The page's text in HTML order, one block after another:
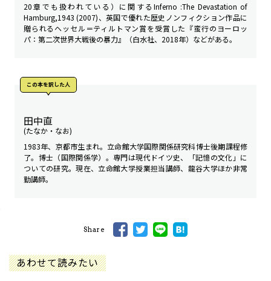
20章でも扱われている）に関するInferno :The Devastation of
Hamburg,1943 (2007)、英国で優れた歴史ノンフィクション作品に
贈られるヘッセル＝ティルトマン賞を受賞した『蛮行のヨーロッ
パ：第二次世界大戦後の暴力』（白水社、2018年）などがある。
この本を訳した人
田中直
(たなか・なお)
1983年、京都市生まれ。立命館大学国際関係研究科博士後期課程修
了。博士（国際関係学）。専門は現代ドイツ史、「記憶の文化」に
ついての研究。現在、立命館大学授業担当講師、龍谷大学ほか非常
勤講師。
Share
あわせて読みたい